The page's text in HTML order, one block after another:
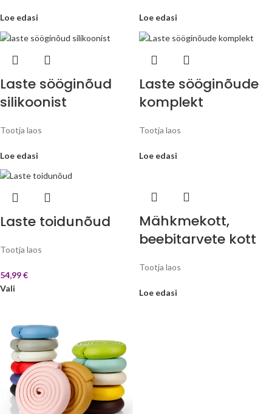
Loe edasi Loe edasi
Laste sööginõud
silikoonist
Tootja laos
Loe edasi
Laste sööginõude
komplekt
Tootja laos
Loe edasi
Laste toidunõud
Tootja laos
54,99€
Vali
Mähkmekott,
beebitarvete kott
Tootja laos
Loe edasi